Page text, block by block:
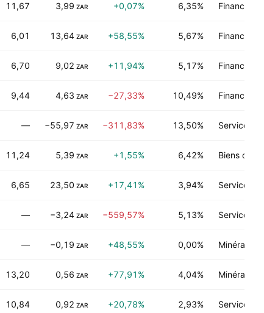
11,67 3,99 ZAR +0,07% 6,35% Finance
6,01 13,64 ZAR +58,55% 5,67% Finance
6,70 9,02 ZAR +11,94% 5,17% Finance
9,44 4,63 ZAR −27,33% 10,49% Finance
— −55,97 ZAR −311,83% 13,50% Services
11,24 5,39 ZAR +1,55% 6,42% Biens de
6,65 23,50 ZAR +17,41% 3,94% Services
— −3,24 ZAR −559,57% 5,13% Services
— −0,19 ZAR +48,55% 0,00% Minéraux
13,20 0,56 ZAR +77,91% 4,04% Minéraux
10,84 0,92 ZAR +20,78% 2,93% Services